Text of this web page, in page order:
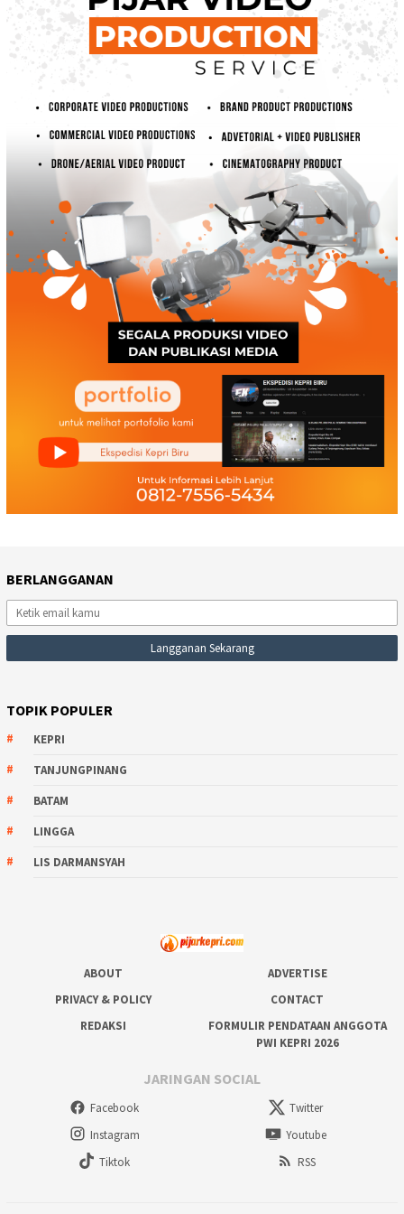
BERLANGGANAN
TOPIK POPULER
KEPRI
TANJUNGPINANG
BATAM
LINGGA
LIS DARMANSYAH
ABOUT
ADVERTISE
PRIVACY & POLICY
CONTACT
REDAKSI
FORMULIR PENDATAAN ANGGOTA
PWI KEPRI 2026
JARINGAN SOCIAL
Facebook
Twitter
Instagram
Youtube
Tiktok
RSS